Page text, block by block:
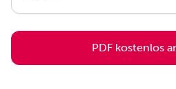
PDF kostenlos